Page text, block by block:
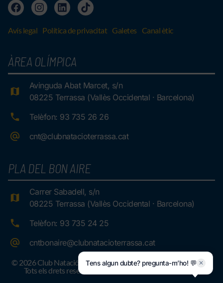
Avís legal Política de privacitat Galetes Canal ètic
ÀREA OLÍMPICA
Avinguda Abat Marcet, s/n
08225 Terrassa (Vallès Occidental · Barcelona)
Telèfon: 93 735 26 26
cnt@clubnatacioterrassa.cat
PLA DEL BON AIRE
Carrer Sabadell, s/n
08225 Terrassa (Vallès Occidental · Barcelona)
Telèfon: 93 735 24 25
cntbonaire@clubnatacioterrassa.cat
© 2026 Club Natació Terrassa.
Tots els drets reservats
Tens algun dubte? pregunta-m’ho! 💬 ✕